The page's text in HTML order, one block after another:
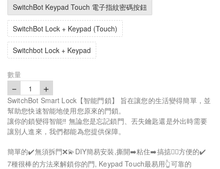
SwitchBot Keypad Touch 電子指紋密碼按鈕
SwitchBot Lock + Keypad (Touch)
Switchbot Lock + Keypad
數量
－ 1 ＋
SwitchBot Smart Lock【智能門鎖】 旨在讓您的生活變得簡單，並
幫助您快速智能地使用您原來的門鎖。
讓你的鎖變得智能‼️ 無論您是忘記鎖門、丟失鑰匙還是外出時需要
讓別人進來，我們都能為您提供保障。
簡單的✔️無須拆門❌💫DIY簡易安裝,撕開➡️粘住➡️搞掂👍🏻方便的✔️
7種很棒的方法來解鎖你的門, Keypad Touch最易用👆可靠的